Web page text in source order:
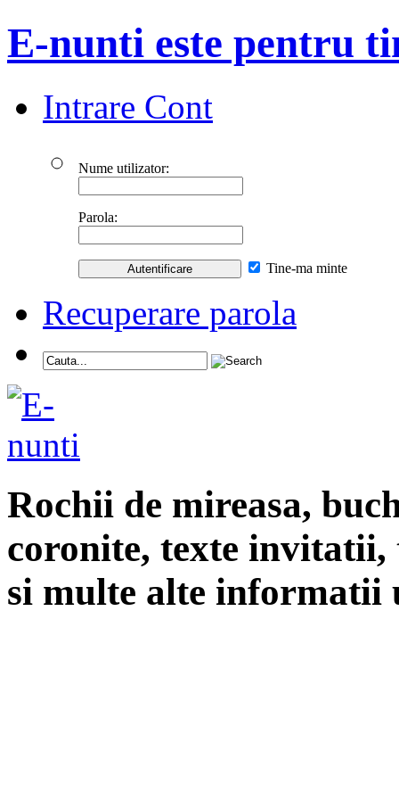
E-nunti este pentru
Intrare Cont
Nume utilizator:
Parola:
Tine-ma minte
Recuperare parola
Rochii de mireasa,
coronite, texte
si multe alte informatii